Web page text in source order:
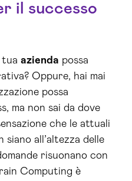
il successo
tua azienda possa
Oppure, hai mai
possa
ma non sai da dove
che le attuali
all’altezza delle
risuonano con
Computing è